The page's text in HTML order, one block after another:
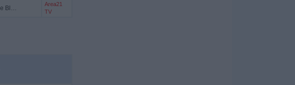
CD Asturias de Blimea
Area21
TV